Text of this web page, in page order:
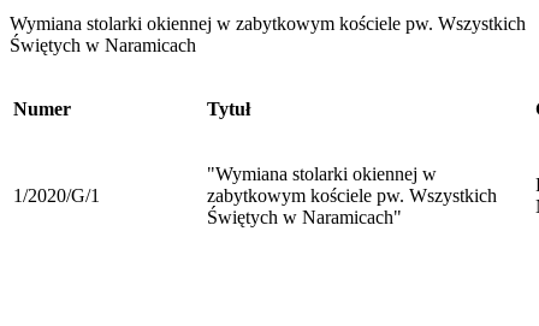
Wymiana stolarki okiennej w zabytkowym kościele pw. Wszystkich
Świętych w Naramicach
Numer Tytuł
1/2020/G/1
"Wymiana stolarki okiennej w
zabytkowym kościele pw. Wszystkich
Świętych w Naramicach"